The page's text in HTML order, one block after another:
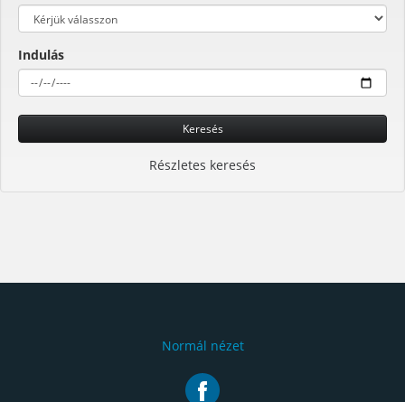
Indulás
Keresés
Részletes keresés
Normál nézet